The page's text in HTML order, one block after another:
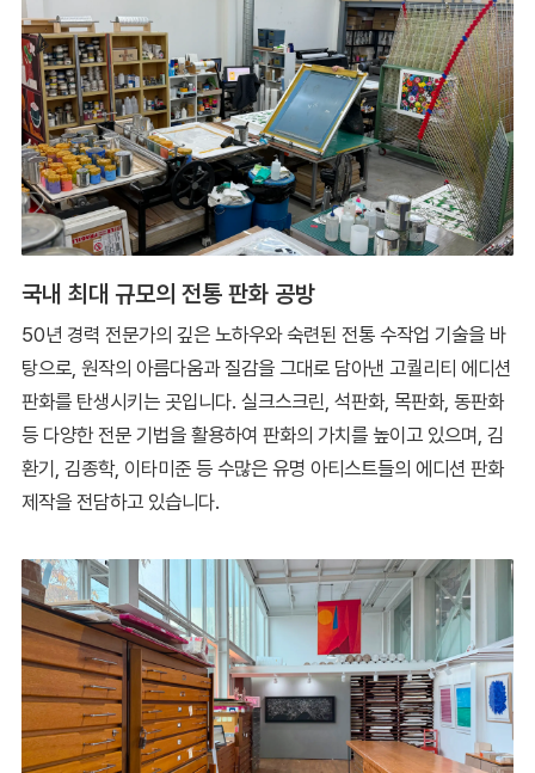
국내 최대 규모의 전통 판화 공방
50년 경력 전문가의 깊은 노하우와 숙련된 전통 수작업 기술을 바
탕으로, 원작의 아름다움과 질감을 그대로 담아낸 고퀄리티 에디션
판화를 탄생시키는 곳입니다. 실크스크린, 석판화, 목판화, 동판화
등 다양한 전문 기법을 활용하여 판화의 가치를 높이고 있으며, 김
환기, 김종학, 이타미준 등 수많은 유명 아티스트들의 에디션 판화
제작을 전담하고 있습니다.